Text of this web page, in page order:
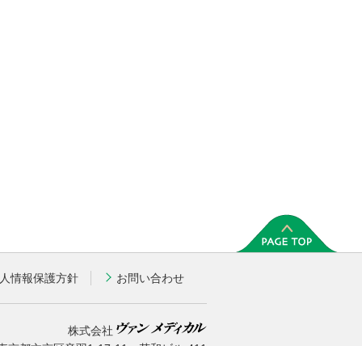
情報保護方針 お問い合わせ
株式会社